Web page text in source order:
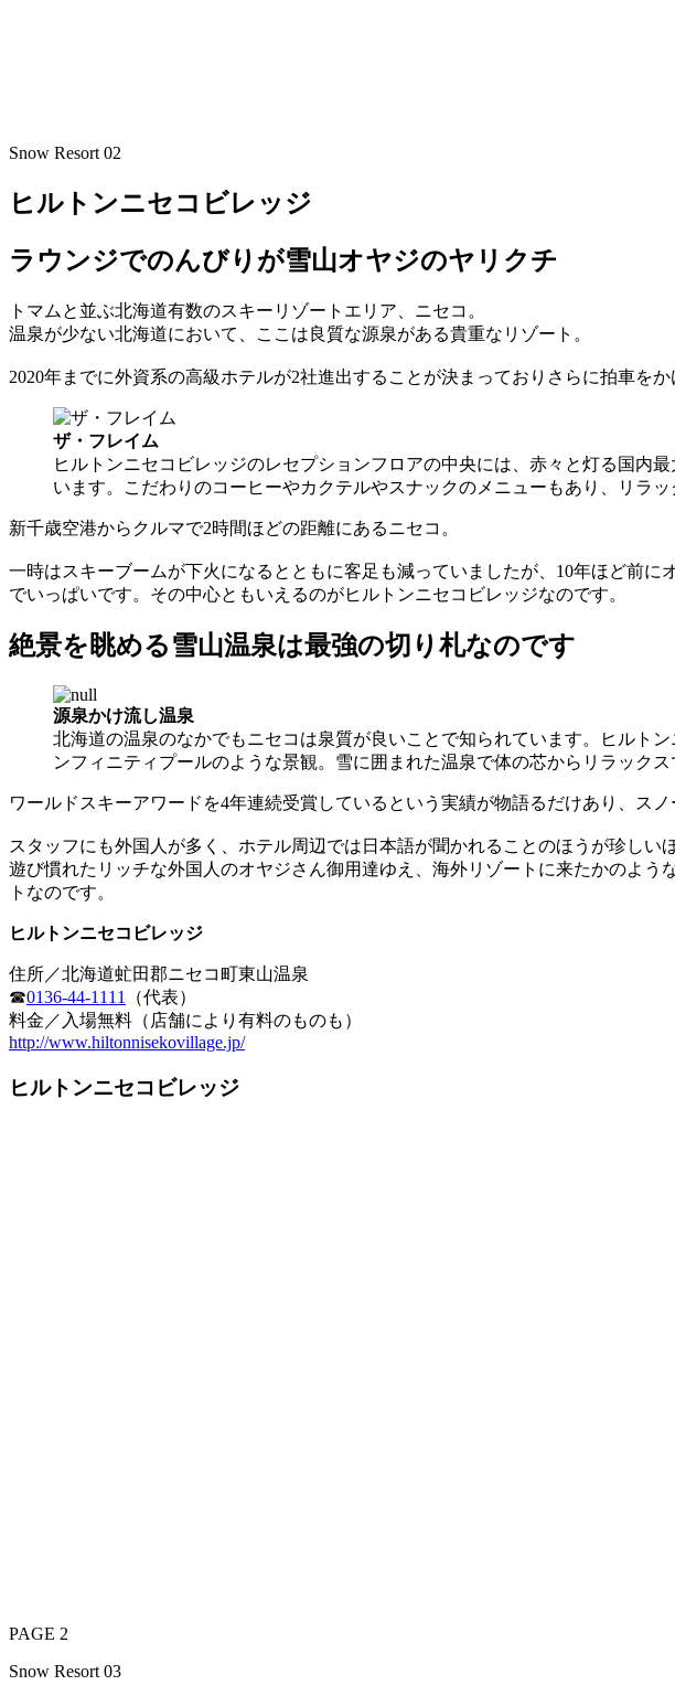
Snow Resort 02
ヒルトンニセコビレッジ
ラウンジでのんびりが雪山オヤジのヤリクチ
トマムと並ぶ北海道有数のスキーリゾートエリア、ニセコ。
温泉が少ない北海道において、ここは良質な源泉がある貴重なリゾート。
2020年までに外資系の高級ホテルが2社進出することが決まっておりさらに拍車を
ザ・フレイム
ヒルトンニセコビレッジのレセプションフロアの中央には、赤々と灯る国内
います。こだわりのコーヒーやカクテルやスナックのメニューもあり、リラッ
新千歳空港からクルマで2時間ほどの距離にあるニセコ。
一時はスキーブームが下火になるとともに客足も減っていましたが、10年ほど前
でいっぱいです。その中心ともいえるのがヒルトンニセコビレッジなのです。
絶景を眺める雪山温泉は最強の切り札なのです
源泉かけ流し温泉
北海道の温泉のなかでもニセコは泉質が良いことで知られています。ヒルト
ンフィニティプールのような景観。雪に囲まれた温泉で体の芯からリラックス
ワールドスキーアワードを4年連続受賞しているという実績が物語るだけあり、ス
スタッフにも外国人が多く、ホテル周辺では日本語が聞かれることのほうが珍しいほ
遊び慣れたリッチな外国人のオヤジさん御用達ゆえ、海外リゾートに来たかのよ
トなのです。
ヒルトンニセコビレッジ
住所／北海道虻田郡ニセコ町東山温泉
☎0136-44-1111
（代表）
料金／入場無料（店舗により有料のものも）
http://www.hiltonnisekovillage.jp/
ヒルトンニセコビレッジ
PAGE 2
Snow Resort 03